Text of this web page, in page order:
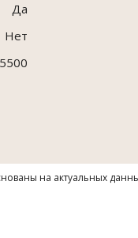
Да
Нет
5500
на актуальных